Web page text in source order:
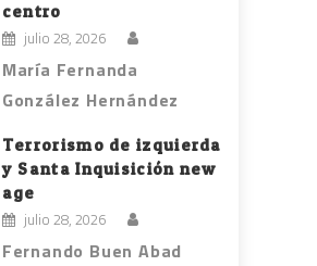
centro
julio 28, 2026
María Fernanda
González Hernández
Terrorismo de izquierda
y Santa Inquisición new
age
julio 28, 2026
Fernando Buen Abad